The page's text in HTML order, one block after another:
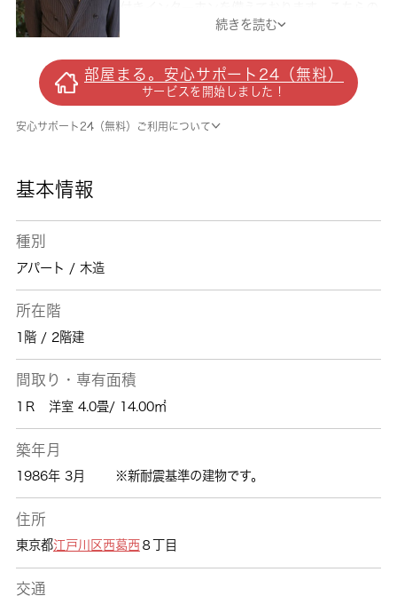
物件は現在空家です。ぜひご覧いただきたい賃
活のスタートにおすすめなのが、こちらのアパ
ートです。お部屋探しも楽しくワクワクしなが
ら選びましょう。江戸川区エリアの東西線西葛
西近くの情報が満載です。是非、お問い合せ下
続きを読む
部屋まる。安心サポート24（無料）
サービスを開始しました！
安心サポート24（無料）ご利用について
基本情報
種別
アパート / 木造
所在階
1階 / 2階建
間取り・専有面積
1Ｒ 洋室 4.0畳/ 14.00㎡
築年月
1986年 3月 ※新耐震基準の建物です。
住所
東京都江戸川区 西葛西 ８丁目
交通